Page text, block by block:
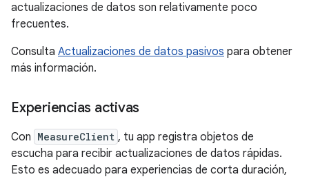
actualizaciones de datos son relativamente poco
frecuentes.
Consulta Actualizaciones de datos pasivos para obtener
más información.
Experiencias activas
Con MeasureClient , tu app registra objetos de
escucha para recibir actualizaciones de datos rápidas.
Esto es adecuado para experiencias de corta duración,